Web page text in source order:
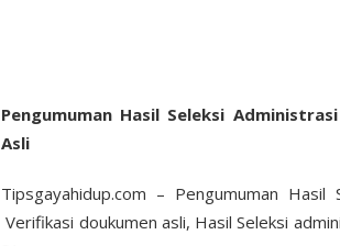
Pengumuman Hasil Seleksi
Asli
Tipsgayahidup.com – Pengumuman
Verifikasi doukumen asli, Hasil Seleksi